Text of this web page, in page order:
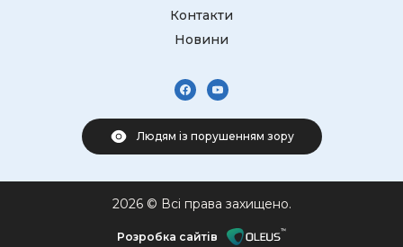
Контакти
Новини
Людям із порушенням зору
2026 © Всі права захищено.
Розробка сайтів